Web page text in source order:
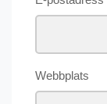
Webbplats